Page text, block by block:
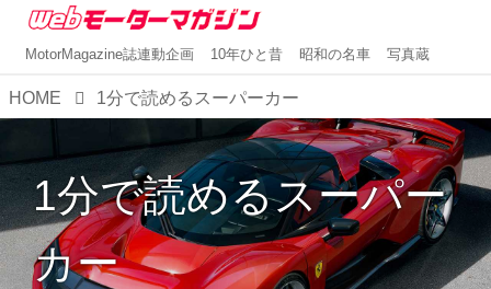
MotorMagazine誌連動企画 10年ひと昔 昭和の名車 写真蔵
HOME 1分で読めるスーパーカー
1分で読めるスーパー
カー